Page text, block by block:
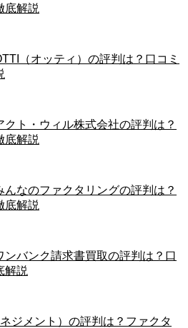
底解説
（オッティ）の評判は？口コミ
クト・ウィル株式会社の評判は？
底解説
んなのファクタリングの評判は？
底解説
ンバンク請求書買取の評判は？口
解説
ジメント）の評判は？ファクタ